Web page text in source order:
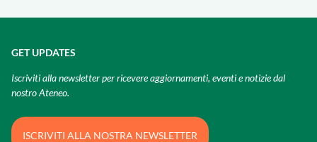
GET UPDATES
Iscriviti alla newsletter per ricevere aggiornamenti, eventi e notizie dal
nostro Ateneo.
ISCRIVITI ALLA NOSTRA NEWSLETTER